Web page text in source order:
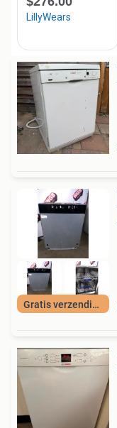
Gratis verzending